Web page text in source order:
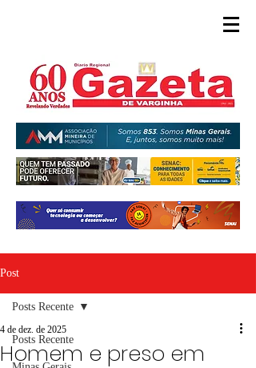
Post
Posts Recente
Posts Recente
Homem e preso em
4 de dez. de 2025